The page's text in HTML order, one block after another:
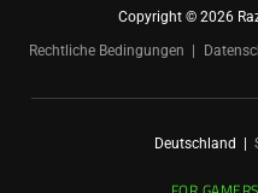
Copyright © 2026
Rechtliche Bedingungen
Deutschland